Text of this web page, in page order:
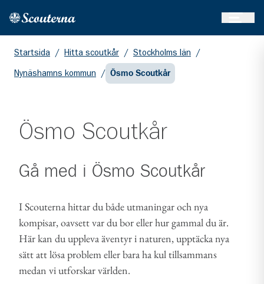
Hem
Startsida / Hitta scoutkår / Stockholms län /
Nynäshamns kommun / Ösmo Scoutkår
Ösmo Scoutkår
Gå med i Ösmo Scoutkår
I Scouterna hittar du både utmaningar och nya
kompisar, oavsett var du bor eller hur gammal du är.
Här kan du uppleva äventyr i naturen, upptäcka nya
sätt att lösa problem eller bara ha kul tillsammans
medan vi utforskar världen.